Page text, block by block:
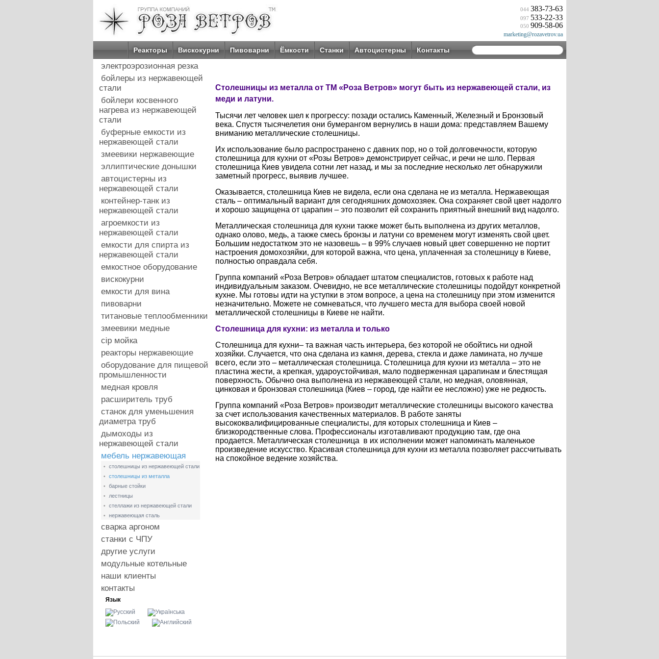
044 383-73-63
097 533-22-33
050 909-58-06
marketing@rozavetrov.ua
Реакторы Вискокурни Пивоварни Ёмкости Станки Автоцистерны Контакты
электроэрозионная резка
бойлеры из нержавеющей
стали
бойлери косвенного
нагрева из нержавеющей
стали
буферные емкости из
нержавеющей стали
змеевики нержавеющие
эллиптические донышки
автоцистерны из
нержавеющей стали
контейнер-танк из
нержавеющей стали
агроемкости из
нержавеющей стали
емкости для спирта из
нержавеющей стали
емкостное оборудование
вискокурни
емкости для вина
пивоварни
титановые теплообменники
змеевики медные
cip мойка
реакторы нержавеющие
оборудование для пищевой
промышленности
медная кровля
расширитель труб
станок для уменьшения
диаметра труб
дымоходы из
нержавеющей стали
мебель нержавеющая
• столешницы из нержавеющей стали
• столешницы из металла
• барные стойки
•
лестницы
• стеллажи из нержавеющей стали
• нержавеющая сталь
сварка аргоном
станки с ЧПУ
другие услуги
модульные котельные
наши клиенты
контакты
Язык
Столешницы из металла от ТМ «Роза Ветров» могут быть из нержавеющей стали, из
меди и латуни.
Тысячи лет человек шел к прогрессу: позади остались Каменный, Железный и Бронзовый
века. Спустя тысячелетия они бумерангом вернулись в наши дома: представляем Вашему
вниманию металлические столешницы.
Их использование было распространено с давних пор, но о той долговечности, которую
столешница для кухни от «Розы Ветров» демонстрирует сейчас, и речи не шло. Первая
столешница Киев увидела сотни лет назад, и мы за последние несколько лет обнаружили
заметный прогресс, выявив лучшее.
Оказывается, столешница Киев не видела, если она сделана не из металла. Нержавеющая
сталь – оптимальный вариант для сегодняшних домохозяек. Она сохраняет свой цвет надолго
и хорошо защищена от царапин – это позволит ей сохранить приятный внешний вид надолго.
Металлическая столешница для кухни также может быть выполнена из других металлов,
однако олово, медь, а также смесь бронзы и латуни со временем могут изменять свой цвет.
Большим недостатком это не назовешь – в 99% случаев новый цвет совершенно не портит
настроения домохозяйки, для которой важна, что цена, уплаченная за столешницу в Киеве,
полностью оправдала себя.
Группа компаний «Роза Ветров» обладает штатом специалистов, готовых к работе над
индивидуальным заказом. Очевидно, не все металлические столешницы подойдут конкретной
кухне. Мы готовы идти на уступки в этом вопросе, а цена на столешницу при этом изменится
незначительно. Можете не сомневаться, что лучшего места для выбора своей новой
металлической столешницы в Киеве не найти.
Столешница для кухни: из металла и только
Столешница для кухни– та важная часть интерьера, без которой не обойтись ни одной
хозяйки. Случается, что она сделана из камня, дерева, стекла и даже ламината, но лучше
всего, если это – металлическая столешница. Столешница для кухни из металла – это не
пластина жести, а крепкая, удароустойчивая, мало подверженная царапинам и блестящая
поверхность. Обычно она выполнена из нержавеющей стали, но медная, оловянная,
цинковая и бронзовая столешница (Киев – город, где найти ее несложно) уже не редкость.
Группа компаний «Роза Ветров» производит металлические столешницы высокого качества
за счет использования качественных материалов. В работе заняты
высококвалифицированные специалисты, для которых столешница и Киев –
близкородственные слова. Профессионалы изготавливают продукцию там, где она
продается. Металлическая столешница в их исполнении может напоминать маленькое
произведение искусство. Красивая столешница для кухни из металла позволяет рассчитывать
на спокойное ведение хозяйства.